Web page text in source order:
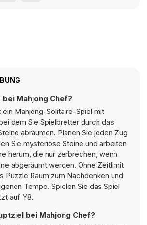
Mahjong Chef?
ein Mahjong-Solitaire-Spiel mit
dem Sie Spielbretter durch das
abräumen. Planen Sie jeden Zug
Sie mysteriöse Steine und arbeiten
herum, die nur zerbrechen, wenn
abgeräumt werden. Ohne Zeitlimit
Puzzle Raum zum Nachdenken und
Tempo. Spielen Sie das Spiel
auf Y8.
bei Mahjong Chef?